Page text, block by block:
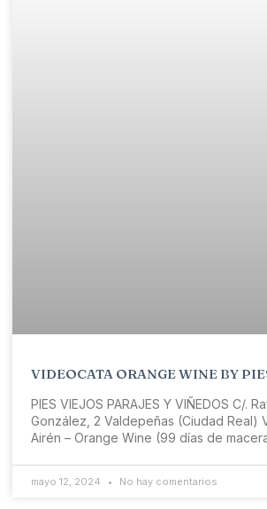
VIDEOCATA ORANGE WINE BY
PIES VIEJOS PARAJES Y VIÑEDOS C/.
González, 2 Valdepeñas (Ciudad Real)
Airén – Orange Wine (99 días de
mayo 12, 2024 No hay comentarios